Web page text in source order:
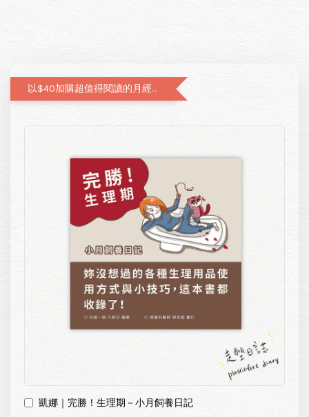
以$40加購超值得閱讀的月經圖文書—小月飼養日記
凱娜｜完勝！生理期－小月飼養日記